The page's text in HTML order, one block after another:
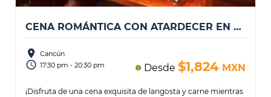
CENA ROMÁNTICA CON ATARDECER EN CANCÚN
place Cancún
access_time 17:30 pm - 20:30 pm info Desde $1,824 MXN
¡Disfruta de una cena exquisita de langosta y carne mientras